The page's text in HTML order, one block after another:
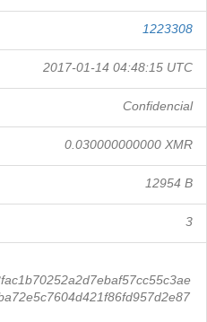
1223308
2017-01-14 04:48:15 UTC
Confidencial
0.030000000000 XMR
12954 B
3